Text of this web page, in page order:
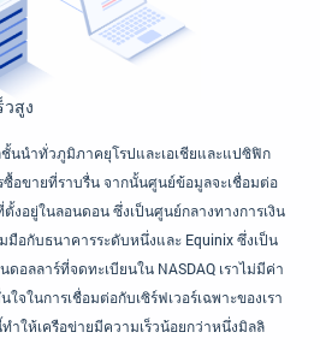
วสูง
นนำทั่วภูมิภาคยุโรปและเอเชียและแปซิฟิก
ซื้อขายที่ราบรื่น จากนั้นศูนย์ข้อมูลจะเชื่อมต่อ
ตั้งอยู่ในลอนดอน ซึ่งเป็นศูนย์กลางทางการเงิน
อกับธนาคารระดับหนึ่งและ Equinix ซึ่งเป็น
ลลาร์ที่จดทะเบียนใน NASDAQ เราไม่มีค่า
จในการเชื่อมต่อกับเซิร์ฟเวอร์เฉพาะของเรา
ำให้เครือข่ายมีความเร็วน้อยกว่าหนึ่งมิลลิ